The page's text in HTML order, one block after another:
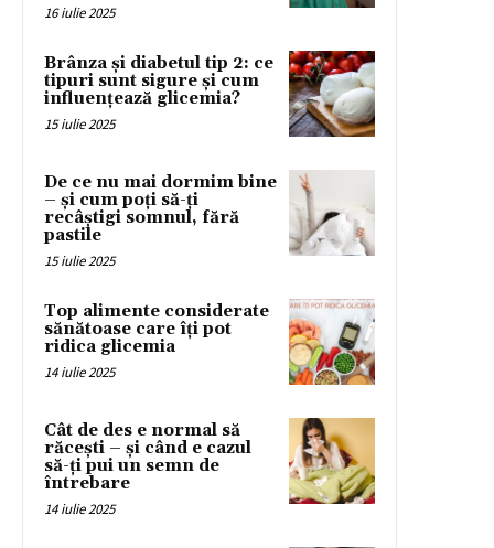
16 iulie 2025
Brânza și diabetul tip 2: ce
tipuri sunt sigure și cum
influențează glicemia?
15 iulie 2025
De ce nu mai dormim bine
– și cum poți să-ți
recâștigi somnul, fără
pastile
15 iulie 2025
Top alimente considerate
sănătoase care îți pot
ridica glicemia
14 iulie 2025
Cât de des e normal să
răcești – și când e cazul
să-ți pui un semn de
întrebare
14 iulie 2025